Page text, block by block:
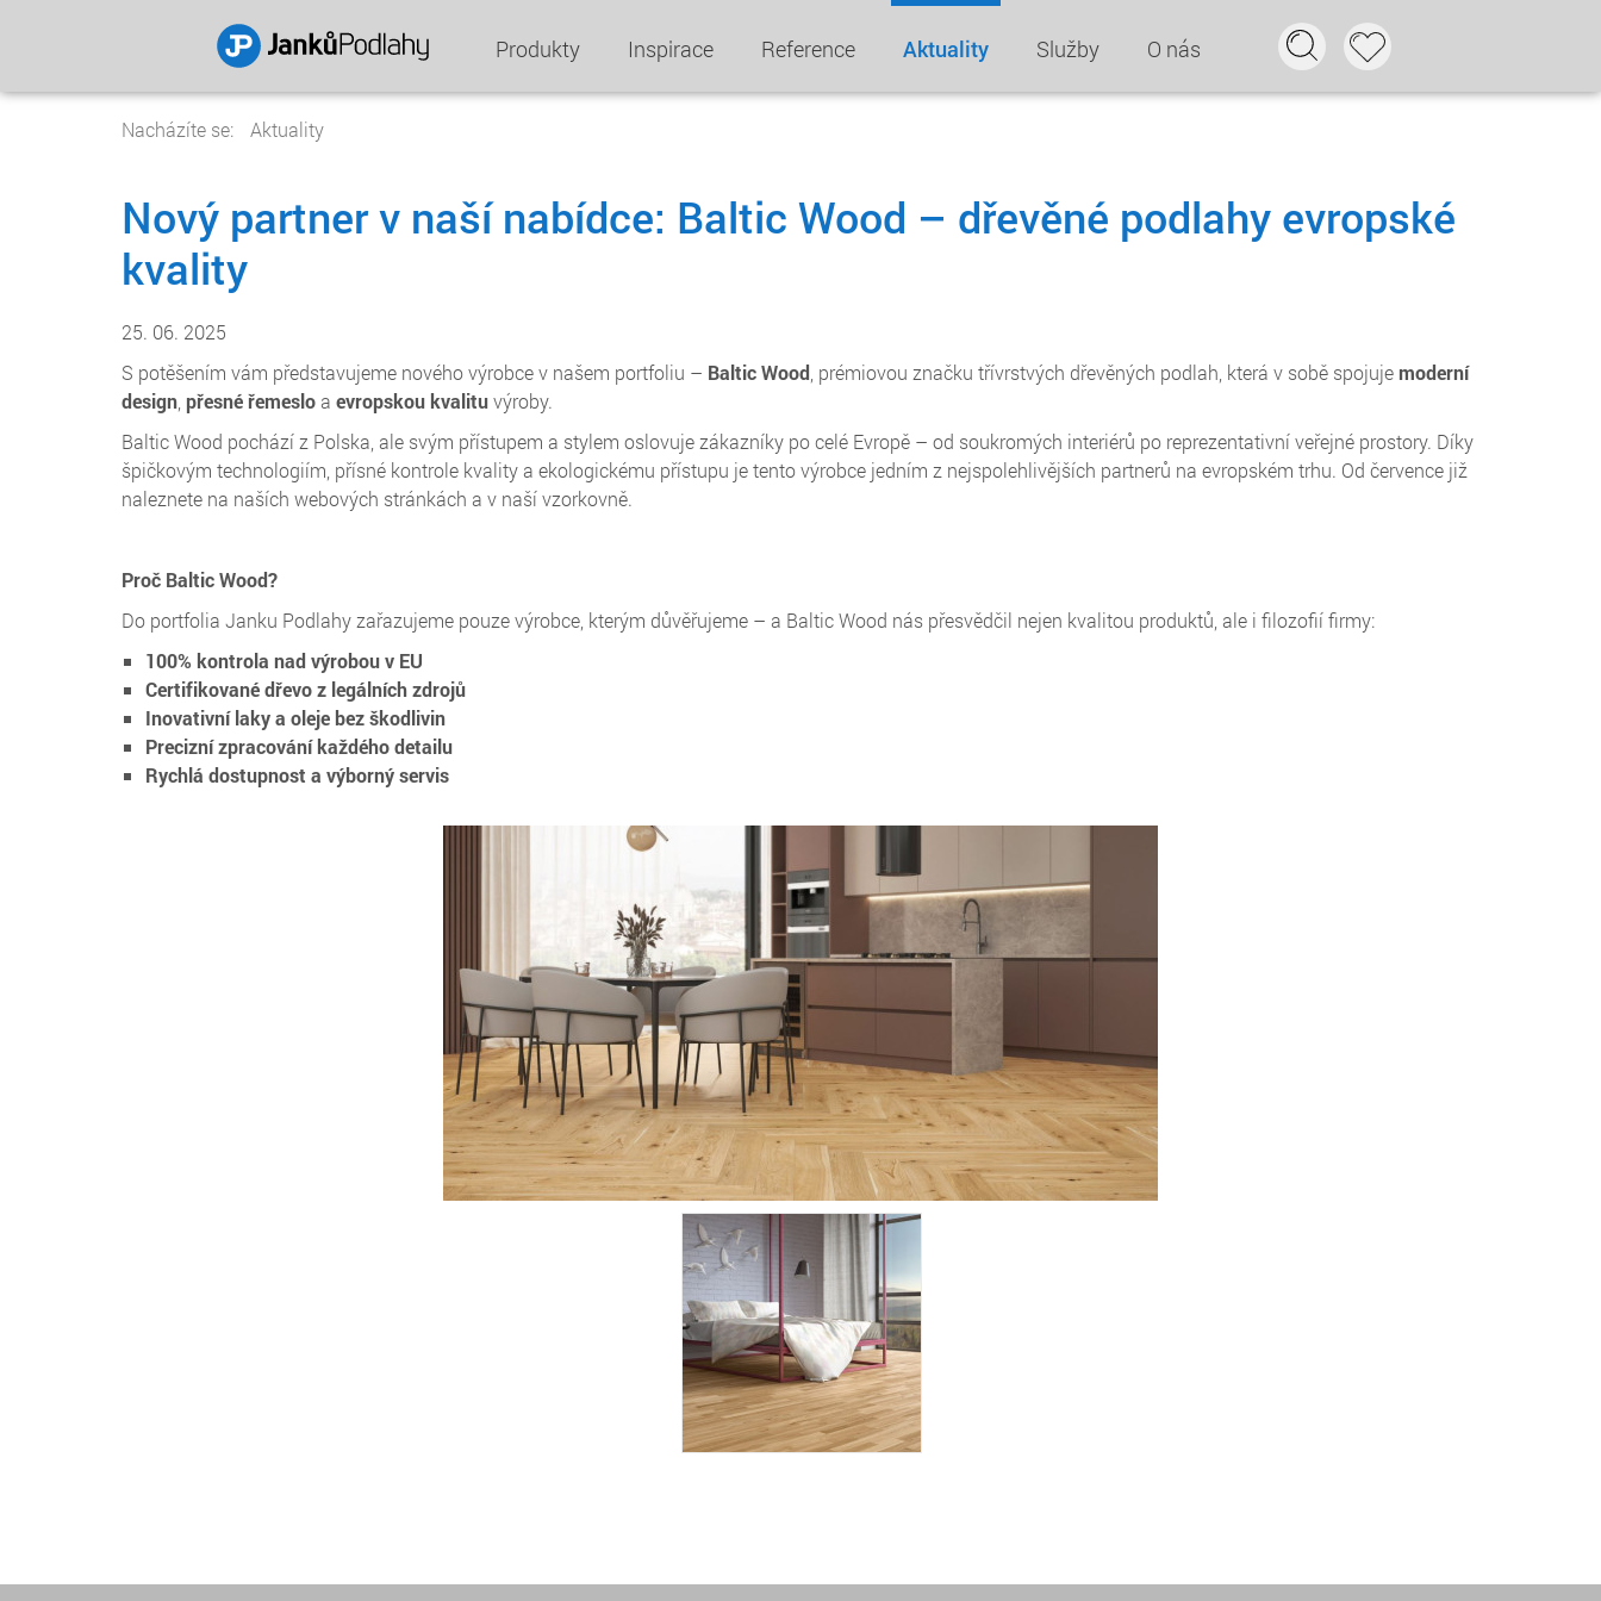
Produkty Inspirace Reference Aktuality Služby O nás
Nacházíte se: Aktuality
Nový partner v naší nabídce: Baltic Wood – dřevěné podlahy evropské
kvality
25. 06. 2025
S potěšením vám představujeme nového výrobce v našem portfoliu – Baltic Wood , prémiovou značku třívrstvých dřevěných podlah, která v sobě spojuje moderní
design přesné řemeslo a evropskou kvalituvýroby.
Baltic Wood pochází z Polska, ale svým přístupem a stylem oslovuje zákazníky po celé Evropě – od soukromých interiérů po reprezentativní veřejné prostory. Díky
špičkovým technologiím, přísné kontrole kvality a ekologickému přístupu je tento výrobce jedním z nejspolehlivějších partnerů na evropském trhu. Od července již
naleznete na naších webových stránkách a v naší vzorkovně.
Proč Baltic Wood?
Do portfolia Janku Podlahy zařazujeme pouze výrobce, kterým důvěřujeme – a Baltic Wood nás přesvědčil nejen kvalitou produktů, ale i filozofií firmy:
100% kontrola nad výrobou v EU
Certifikované dřevo z legálních zdrojů
Inovativní laky a oleje bez škodlivin
Precizní zpracování každého detailu
Rychlá dostupnost a výborný servis